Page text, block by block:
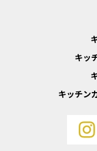
キッ
キッチン